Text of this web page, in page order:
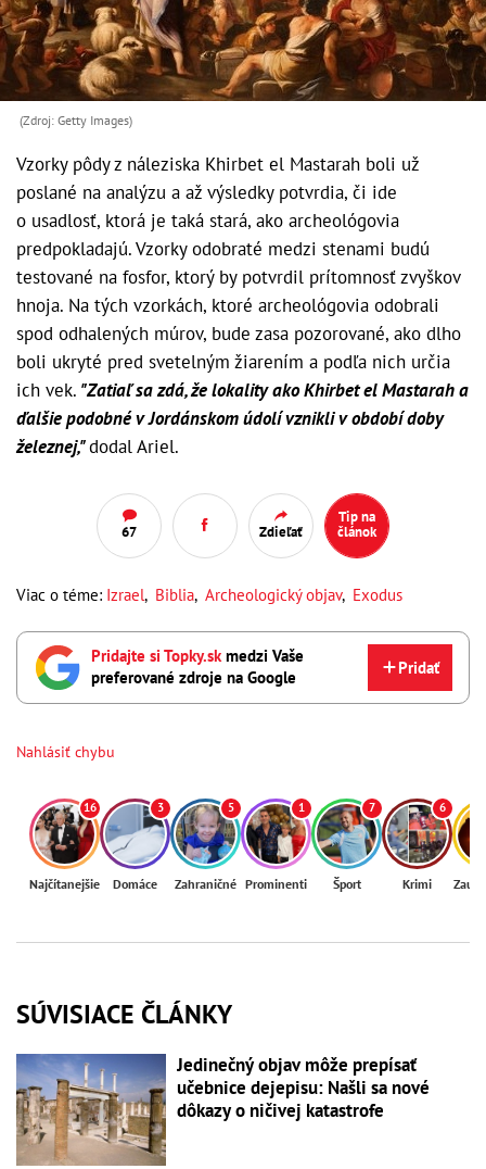
(Zdroj: Getty Images)
Vzorky pôdy z náleziska Khirbet el Mastarah boli už
poslané na analýzu a až výsledky potvrdia, či ide
o usadlosť, ktorá je taká stará, ako archeológovia
predpokladajú. Vzorky odobraté medzi stenami budú
testované na fosfor, ktorý by potvrdil prítomnosť zvyškov
hnoja. Na tých vzorkách, ktoré archeológovia odobrali
spod odhalených múrov, bude zasa pozorované, ako dlho
boli ukryté pred svetelným žiarením a podľa nich určia
ich vek. "Zatiaľ sa zdá, že lokality ako Khirbet el Mastarah a
ďalšie podobné v Jordánskom údolí vznikli v období doby
železnej,"dodal Ariel.
67 Zdieľať
Tip na
článok
Viac o téme: Izrael, Biblia, Archeologický objav, Exodus
Pridajte si Topky.skmedzi Vaše
preferované zdroje na Google
Pridať
Nahlásiť chybu
16
Najčítanejšie
3
Domáce
5
Zahraničné
1
Prominenti
7
Šport
6
Krimi
SÚVISIACE ČLÁNKY
Jedinečný objav môže prepísať
učebnice dejepisu: Našli sa nové
dôkazy o ničivej katastrofe